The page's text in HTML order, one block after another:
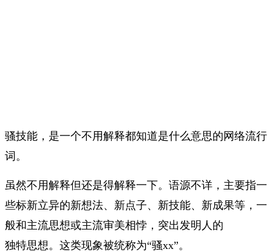
骚技能，是一个不用解释都知道是什么意思的网络流行
词。
虽然不用解释但还是得解释一下。语源不详，主要指一
些标新立异的新想法、新点子、新技能、新成果等，一
般和主流思想或主流审美相悖，突出发明人的
独特思想 。这类现象被统称为“骚xx”。